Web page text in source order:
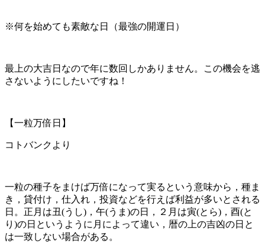
※何を始めても素敵な日（最強の開運日）
最上の大吉日なので年に数回しかありません。この機会を逃
さないようにしたいですね！
【一粒万倍日】
コトバンクより
一粒の種子をまけば万倍になって実るという意味から，種ま
き，貸付け，仕入れ，投資などを行えば利益が多いとされる
日。正月は丑(うし)，午(うま)の日，２月は寅(とら)，酉(と
り)の日というように月によって違い，暦の上の吉凶の日と
は一致しない場合がある。